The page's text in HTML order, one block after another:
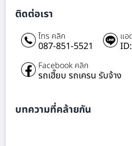
ติดต่อเรา
โทร คลิก
087-851-5521
แอ
Facebook คลิก
รถเฮี๊ยบ รถเครน รับจ้าง
บทความที่คล้ายกัน